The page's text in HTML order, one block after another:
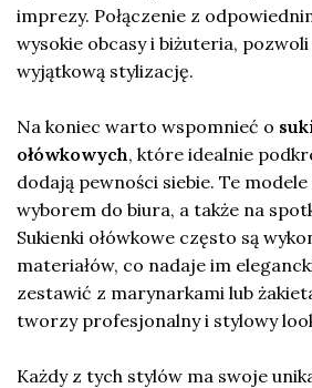
imprezy. Połączenie z
wysokie obcasy i biżuteria,
wyjątkową stylizację.
Na koniec warto wspomnieć o
ołówkowych, które idealnie
dodają pewności siebie. Te modele
wyborem do biura, a także na
Sukienki ołówkowe często są
materiałów, co nadaje im
zestawić z marynarkami lub
tworzy profesjonalny i stylowy
Każdy z tych stylów ma swoje